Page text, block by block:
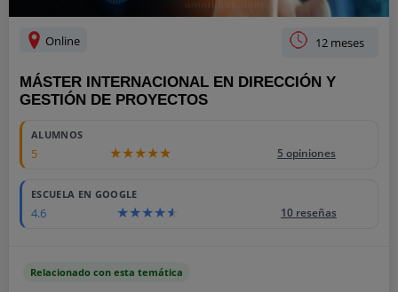
Online 12 meses
MÁSTER INTERNACIONAL EN DIRECCIÓN Y
GESTIÓN DE PROYECTOS
4600
ALUMNOS
5 5 opiniones
ESCUELA EN GOOGLE
4.6 10 reseñas
Relacionado con esta temática